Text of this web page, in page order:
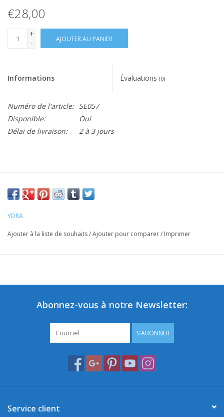
€28,00
+
-
AJOUTER AU PANIER
Informations Évaluations (0)
Numéro de l'article: SE057
Disponible:
Oui
Délai de livraison:
2 à 3 jours
YDRA
Ajouter à la liste de souhaits/Ajouter pour comparer/ Imprimer
Abonnez-vous à notre Newsletter:
S'ABONNER
Service client